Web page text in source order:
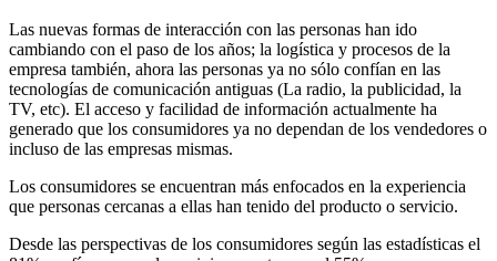
Las nuevas formas de interacción con las personas han ido
cambiando con el paso de los años; la logística y procesos de la
empresa también, ahora las personas ya no sólo confían en las
tecnologías de comunicación antiguas (La radio, la publicidad, la
TV, etc). El acceso y facilidad de información actualmente ha
generado que los consumidores ya no dependan de los vendedores o
incluso de las empresas mismas.
Los consumidores se encuentran más enfocados en la experiencia
que personas cercanas a ellas han tenido del producto o servicio.
Desde las perspectivas de los consumidores según las estadísticas el